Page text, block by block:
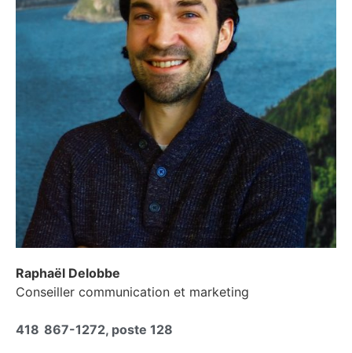
Raphaël Delobbe
Conseiller communication et marketing
418 867-1272, poste 128